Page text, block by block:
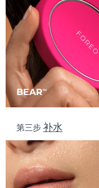
BEARTM
第三步补水
葡萄牙
波多黎各
卡塔尔
留尼汪
罗马尼亚
俄罗斯
沙特阿拉伯
新加坡